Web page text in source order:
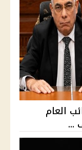
النائب العام
...